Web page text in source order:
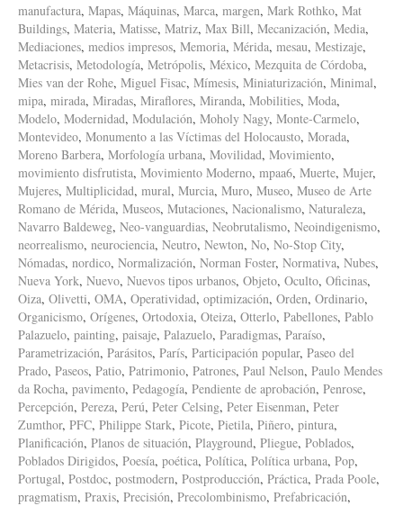
manufactura, Mapas, Máquinas, Marca, margen, Mark Rothko, Mat
Buildings, Materia, Matisse, Matriz, Max Bill, Mecanización, Media,
Mediaciones, medios impresos, Memoria, Mérida, mesau, Mestizaje,
Metacrisis, Metodología, Metrópolis, México, Mezquita de Córdoba,
Mies van der Rohe, Miguel Fisac, Mímesis, Miniaturización, Minimal,
mipa, mirada, Miradas, Miraflores, Miranda, Mobilities, Moda,
Modelo, Modernidad, Modulación, Moholy Nagy, Monte-Carmelo,
Montevideo, Monumento a las Víctimas del Holocausto, Morada,
Moreno Barbera, Morfología urbana, Movilidad, Movimiento,
movimiento disfrutista, Movimiento Moderno, mpaa6, Muerte, Mujer,
Mujeres, Multiplicidad, mural, Murcia, Muro, Museo, Museo de Arte
Romano de Mérida, Museos, Mutaciones, Nacionalismo, Naturaleza,
Navarro Baldeweg, Neo-vanguardias, Neobrutalismo, Neoindigenismo,
neorrealismo, neurociencia, Neutro, Newton, No, No-Stop City,
Nómadas, nordico, Normalización, Norman Foster, Normativa, Nubes,
Nueva York, Nuevo, Nuevos tipos urbanos, Objeto, Oculto, Oficinas,
Oiza, Olivetti, OMA, Operatividad, optimización, Orden, Ordinario,
Organicismo, Orígenes, Ortodoxia, Oteiza, Otterlo, Pabellones, Pablo
Palazuelo, painting, paisaje, Palazuelo, Paradigmas, Paraíso,
Parametrización, Parásitos, París, Participación popular, Paseo del
Prado, Paseos, Patio, Patrimonio, Patrones, Paul Nelson, Paulo Mendes
da Rocha, pavimento, Pedagogía, Pendiente de aprobación, Penrose,
Percepción, Pereza, Perú, Peter Celsing, Peter Eisenman, Peter
Zumthor, PFC, Philippe Stark, Picote, Pietila, Piñero, pintura,
Planificación, Planos de situación, Playground, Pliegue, Poblados,
Poblados Dirigidos, Poesía, poética, Política, Política urbana, Pop,
Portugal, Postdoc, postmodern, Postproducción, Práctica, Prada Poole,
pragmatism, Praxis, Precisión, Precolombinismo, Prefabricación,